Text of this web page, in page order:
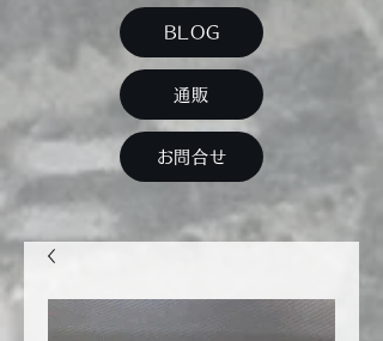
BLOG
通販
お問合せ